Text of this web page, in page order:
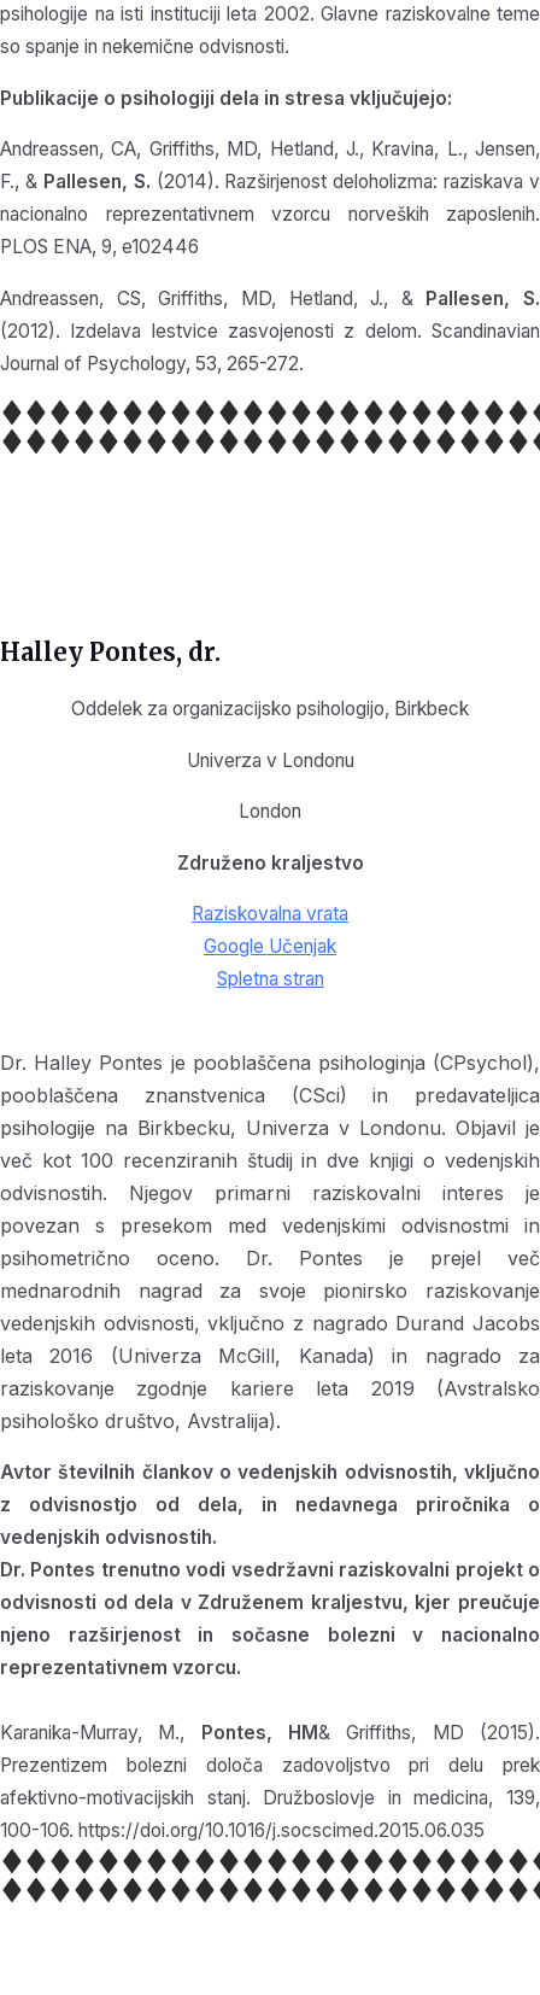
psihologije na isti instituciji leta 2002. Glavne raziskovalne teme
so spanje in nekemične odvisnosti.
Publikacije o psihologiji dela in stresa vključujejo:
Andreassen, CA, Griffiths, MD, Hetland, J., Kravina, L., Jensen,
F., & Pallesen, S. (2014). Razširjenost deloholizma: raziskava v
nacionalno reprezentativnem vzorcu norveških zaposlenih.
PLOS ENA, 9, e102446
Andreassen, CS, Griffiths, MD, Hetland, J., & Pallesen, S.
(2012). Izdelava lestvice zasvojenosti z delom. Scandinavian
Journal of Psychology, 53, 265-272.
Halley Pontes, dr.
Oddelek za organizacijsko psihologijo, Birkbeck
Univerza v Londonu
London
Združeno kraljestvo
Raziskovalna vrata
Google Učenjak
Spletna stran
Dr. Halley Pontes je pooblaščena psihologinja (CPsychol),
pooblaščena znanstvenica (CSci) in predavateljica
psihologije na Birkbecku, Univerza v Londonu. Objavil je
več kot 100 recenziranih študij in dve knjigi o vedenjskih
odvisnostih. Njegov primarni raziskovalni interes je
povezan s presekom med vedenjskimi odvisnostmi in
psihometrično oceno. Dr. Pontes je prejel več
mednarodnih nagrad za svoje pionirsko raziskovanje
vedenjskih odvisnosti, vključno z nagrado Durand Jacobs
leta 2016 (Univerza McGill, Kanada) in nagrado za
raziskovanje zgodnje kariere leta 2019 (Avstralsko
psihološko društvo, Avstralija).
Avtor številnih člankov o vedenjskih odvisnostih, vključno
z odvisnostjo od dela, in nedavnega priročnika o
vedenjskih odvisnostih.
Dr. Pontes trenutno vodi vsedržavni raziskovalni projekt o
odvisnosti od dela v Združenem kraljestvu, kjer preučuje
njeno razširjenost in sočasne bolezni v nacionalno
reprezentativnem vzorcu.
Karanika-Murray, M., Pontes, HM& Griffiths, MD (2015).
Prezentizem bolezni določa zadovoljstvo pri delu prek
afektivno-motivacijskih stanj. Družboslovje in medicina, 139,
100-106. https://doi.org/10.1016/j.socscimed.2015.06.035